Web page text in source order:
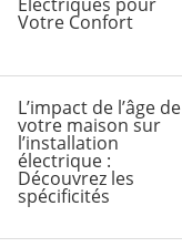
Votre Confort
L’impact de l’âge de
votre maison sur
l’installation
électrique :
Découvrez les
spécificités